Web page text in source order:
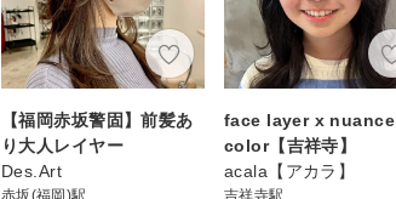
【福岡赤坂警固】前髪あ
り大人レイヤー
Des.Art
赤坂(福岡)駅
face layer x nuance
color【吉祥寺】
acala【アカラ】
吉祥寺駅